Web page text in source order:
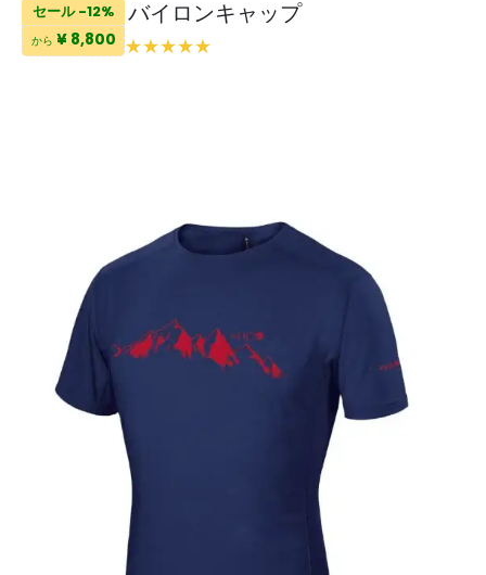
セール -12%
から ¥ 8,800
バイロンキャップ